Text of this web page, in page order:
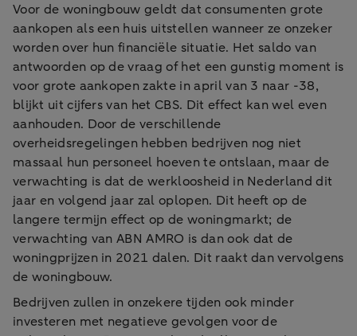
Voor de woningbouw geldt dat consumenten grote
aankopen als een huis uitstellen wanneer ze onzeker
worden over hun financiële situatie. Het saldo van
antwoorden op de vraag of het een gunstig moment is
voor grote aankopen zakte in april van 3 naar -38,
blijkt uit cijfers van het CBS. Dit effect kan wel even
aanhouden. Door de verschillende
overheidsregelingen hebben bedrijven nog niet
massaal hun personeel hoeven te ontslaan, maar de
verwachting is dat de werkloosheid in Nederland dit
jaar en volgend jaar zal oplopen. Dit heeft op de
langere termijn effect op de woningmarkt; de
verwachting van ABN AMRO is dan ook dat de
woningprijzen in 2021 dalen. Dit raakt dan vervolgens
de woningbouw.
Bedrijven zullen in onzekere tijden ook minder
investeren met negatieve gevolgen voor de